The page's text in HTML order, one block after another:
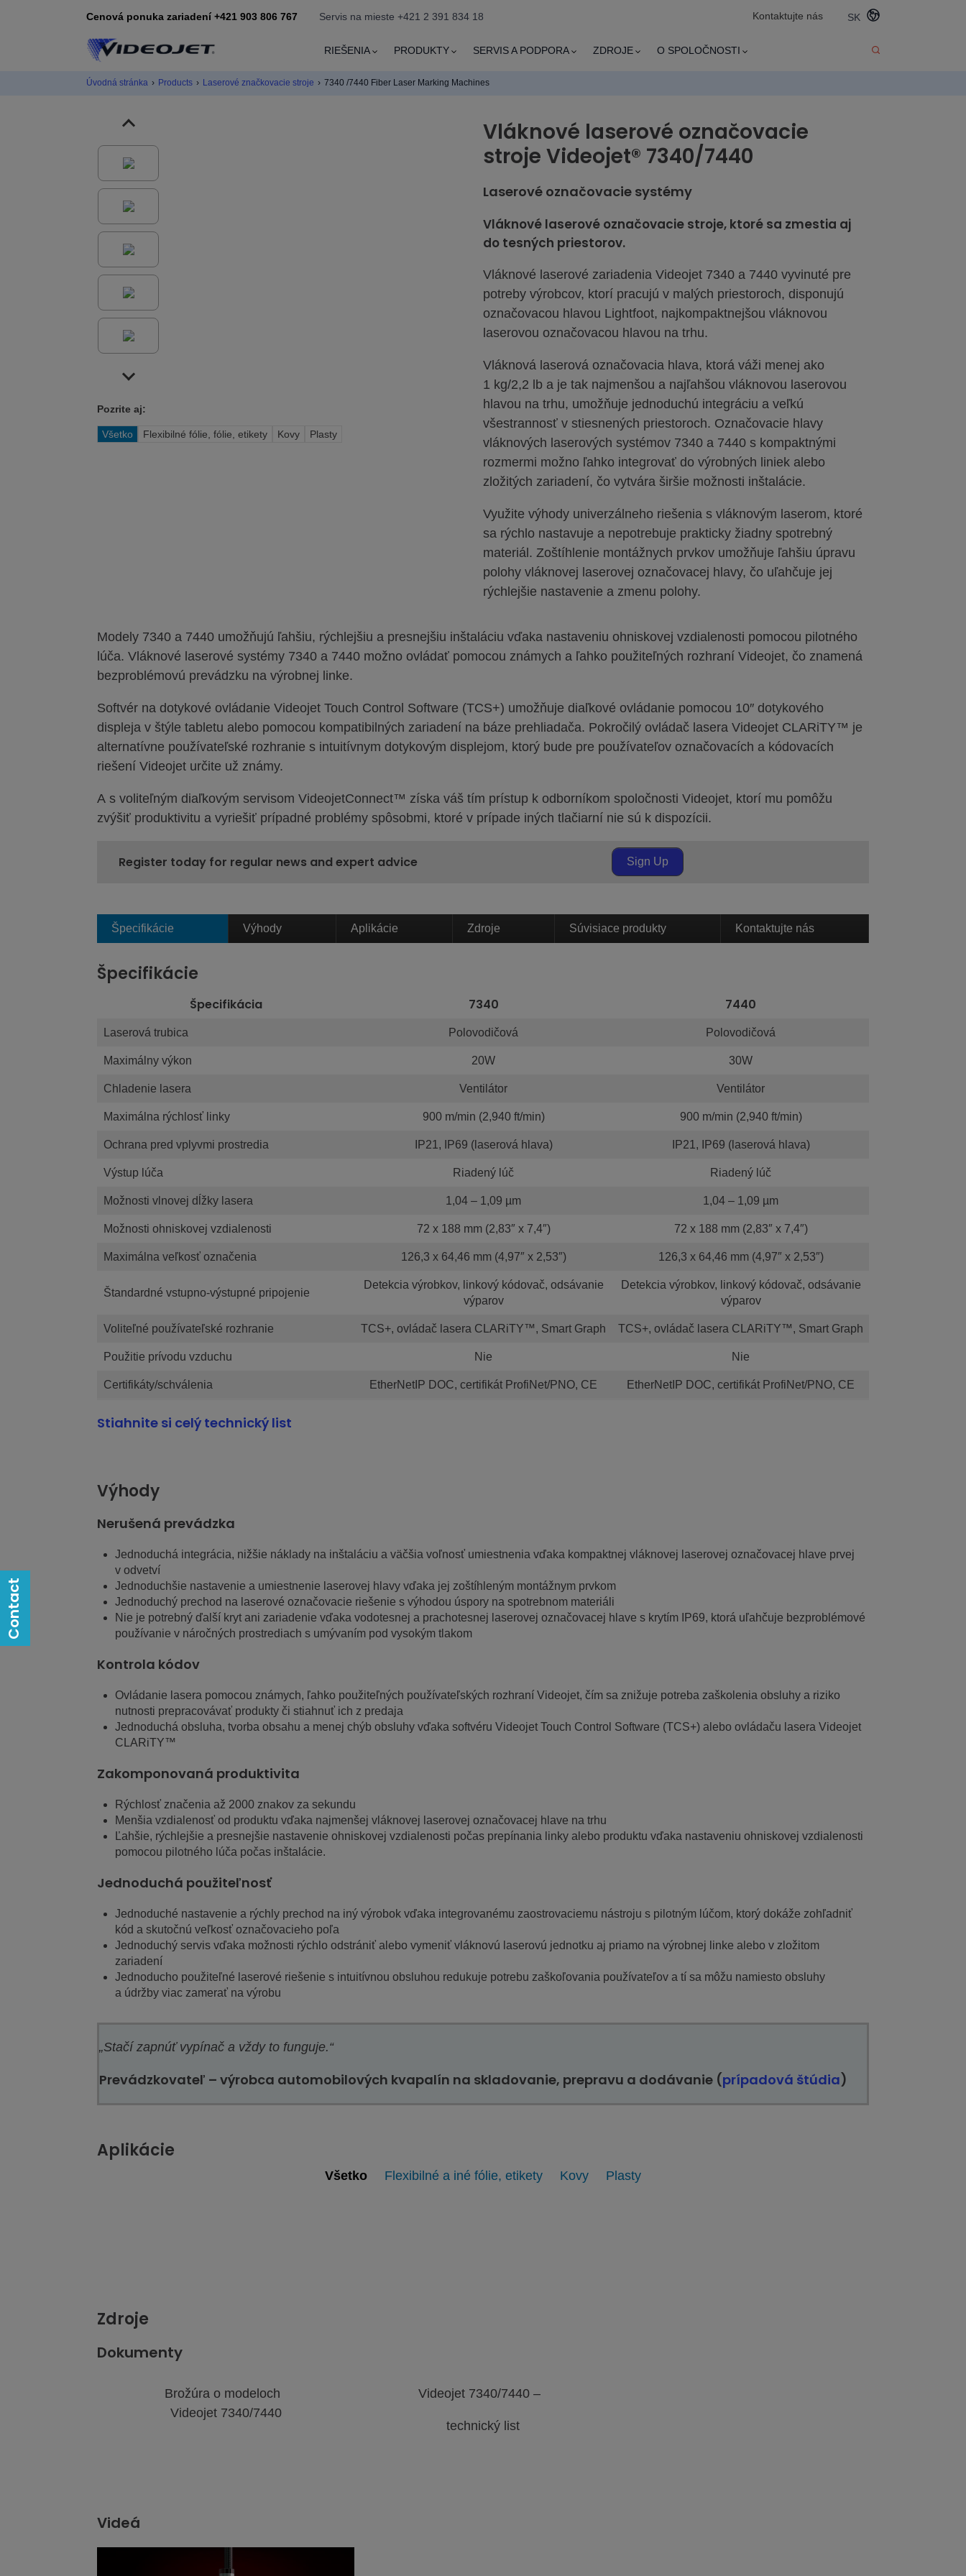
Cenová ponuka zariadení +421 903 806 767 Servis na mieste +421 2 391 834 18 Kontaktujte nás SK
RIEŠENIA PRODUKTY SERVIS A PODPORA ZDROJE O SPOLOČNOSTI
Úvodná stránka › Products › Laserové značkovacie stroje › 7340 /7440 Fiber Laser Marking Machines
Pozrite aj:
Všetko Flexibilné fólie, fólie, etikety Kovy Plasty
Vláknové laserové označovacie
stroje Videojet® 7340/7440
Laserové označovacie systémy
Vláknové laserové označovacie stroje, ktoré sa zmestia aj
do tesných priestorov.
Vláknové laserové zariadenia Videojet 7340 a 7440 vyvinuté pre
potreby výrobcov, ktorí pracujú v malých priestoroch, disponujú
označovacou hlavou Lightfoot, najkompaktnejšou vláknovou
laserovou označovacou hlavou na trhu.
Vláknová laserová označovacia hlava, ktorá váži menej ako
1 kg/2,2 lb a je tak najmenšou a najľahšou vláknovou laserovou
hlavou na trhu, umožňuje jednoduchú integráciu a veľkú
všestrannosť v stiesnených priestoroch. Označovacie hlavy
vláknových laserových systémov 7340 a 7440 s kompaktnými
rozmermi možno ľahko integrovať do výrobných liniek alebo
zložitých zariadení, čo vytvára širšie možnosti inštalácie.
Využite výhody univerzálneho riešenia s vláknovým laserom, ktoré
sa rýchlo nastavuje a nepotrebuje prakticky žiadny spotrebný
materiál. Zoštíhlenie montážnych prvkov umožňuje ľahšiu úpravu
polohy vláknovej laserovej označovacej hlavy, čo uľahčuje jej
rýchlejšie nastavenie a zmenu polohy.
Modely 7340 a 7440 umožňujú ľahšiu, rýchlejšiu a presnejšiu inštaláciu vďaka nastaveniu ohniskovej vzdialenosti pomocou pilotného
lúča. Vláknové laserové systémy 7340 a 7440 možno ovládať pomocou známych a ľahko použiteľných rozhraní Videojet, čo znamená
bezproblémovú prevádzku na výrobnej linke.
Softvér na dotykové ovládanie Videojet Touch Control Software (TCS+) umožňuje diaľkové ovládanie pomocou 10″ dotykového
displeja v štýle tabletu alebo pomocou kompatibilných zariadení na báze prehliadača. Pokročilý ovládač lasera Videojet CLARiTY™ je
alternatívne používateľské rozhranie s intuitívnym dotykovým displejom, ktorý bude pre používateľov označovacích a kódovacích
riešení Videojet určite už známy.
A s voliteľným diaľkovým servisom VideojetConnect™ získa váš tím prístup k odborníkom spoločnosti Videojet, ktorí mu pomôžu
zvýšiť produktivitu a vyriešiť prípadné problémy spôsobmi, ktoré v prípade iných tlačiarní nie sú k dispozícii.
Register today for regular news and expert advice Sign Up
Špecifikácie Výhody Aplikácie Zdroje Súvisiace produkty Kontaktujte nás
Špecifikácie
Špecifikácia 7340 7440
Laserová trubica Polovodičová Polovodičová
Maximálny výkon 20W 30W
Chladenie lasera Ventilátor Ventilátor
Maximálna rýchlosť linky 900 m/min (2,940 ft/min) 900 m/min (2,940 ft/min)
Ochrana pred vplyvmi prostredia IP21, IP69 (laserová hlava) IP21, IP69 (laserová hlava)
Výstup lúča Riadený lúč Riadený lúč
Možnosti vlnovej dĺžky lasera 1,04 – 1,09 µm 1,04 – 1,09 µm
Možnosti ohniskovej vzdialenosti 72 x 188 mm (2,83″ x 7,4″) 72 x 188 mm (2,83″ x 7,4″)
Maximálna veľkosť označenia 126,3 x 64,46 mm (4,97″ x 2,53″) 126,3 x 64,46 mm (4,97″ x 2,53″)
Štandardné vstupno-výstupné pripojenie
Detekcia výrobkov, linkový kódovač, odsávanie
výparov
Detekcia výrobkov, linkový kódovač, odsávanie
výparov
Voliteľné používateľské rozhranie TCS+, ovládač lasera CLARiTY™, Smart Graph TCS+, ovládač lasera CLARiTY™, Smart Graph
Použitie prívodu vzduchu Nie Nie
Certifikáty/schválenia EtherNetIP DOC, certifikát ProfiNet/PNO, CE EtherNetIP DOC, certifikát ProfiNet/PNO, CE
Stiahnite si celý technický list
Výhody
Nerušená prevádzka
Jednoduchá integrácia, nižšie náklady na inštaláciu a väčšia voľnosť umiestnenia vďaka kompaktnej vláknovej laserovej označovacej hlave prvej
v odvetví
Jednoduchšie nastavenie a umiestnenie laserovej hlavy vďaka jej zoštíhleným montážnym prvkom
Jednoduchý prechod na laserové označovacie riešenie s výhodou úspory na spotrebnom materiáli
Nie je potrebný ďalší kryt ani zariadenie vďaka vodotesnej a prachotesnej laserovej označovacej hlave s krytím IP69, ktorá uľahčuje bezproblémové
používanie v náročných prostrediach s umývaním pod vysokým tlakom
Kontrola kódov
Ovládanie lasera pomocou známych, ľahko použiteľných používateľských rozhraní Videojet, čím sa znižuje potreba zaškolenia obsluhy a riziko
nutnosti prepracovávať produkty či stiahnuť ich z predaja
Jednoduchá obsluha, tvorba obsahu a menej chýb obsluhy vďaka softvéru Videojet Touch Control Software (TCS+) alebo ovládaču lasera Videojet
CLARiTY™
Zakomponovaná produktivita
Rýchlosť značenia až 2000 znakov za sekundu
Menšia vzdialenosť od produktu vďaka najmenšej vláknovej laserovej označovacej hlave na trhu
Ľahšie, rýchlejšie a presnejšie nastavenie ohniskovej vzdialenosti počas prepínania linky alebo produktu vďaka nastaveniu ohniskovej vzdialenosti
pomocou pilotného lúča počas inštalácie.
Jednoduchá použiteľnosť
Jednoduché nastavenie a rýchly prechod na iný výrobok vďaka integrovanému zaostrovaciemu nástroju s pilotným lúčom, ktorý dokáže zohľadniť
kód a skutočnú veľkosť označovacieho poľa
Jednoduchý servis vďaka možnosti rýchlo odstrániť alebo vymeniť vláknovú laserovú jednotku aj priamo na výrobnej linke alebo v zložitom
zariadení
Jednoducho použiteľné laserové riešenie s intuitívnou obsluhou redukuje potrebu zaškoľovania používateľov a tí sa môžu namiesto obsluhy
a údržby viac zamerať na výrobu
„Stačí zapnúť vypínač a vždy to funguje.“
Prevádzkovateľ – výrobca automobilových kvapalín na skladovanie, prepravu a dodávanie (prípadová štúdia)
Aplikácie
Všetko Flexibilné a iné fólie, etikety Kovy Plasty
Zdroje
Dokumenty
Brožúra o modeloch
Videojet 7340/7440
Videojet 7340/7440 –
technický list
Videá
Contact